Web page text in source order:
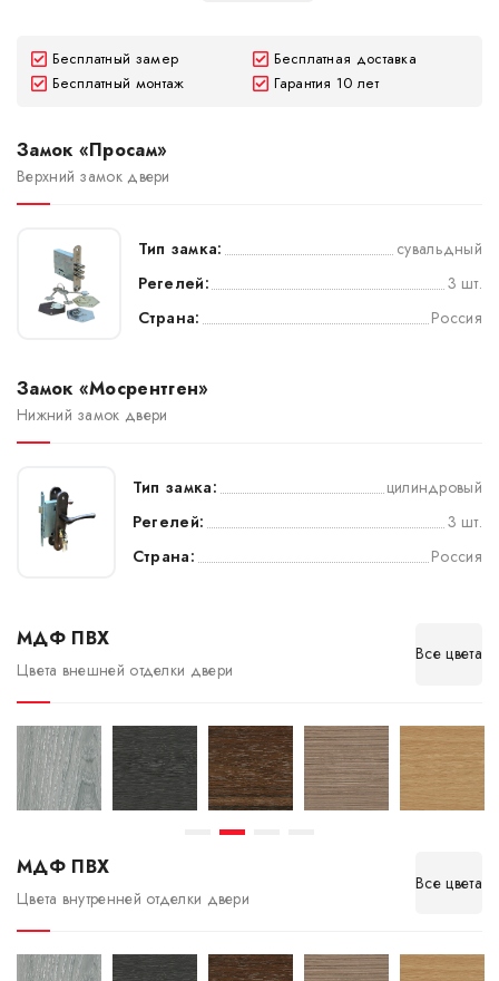
Бесплатный замер
Бесплатная доставка
Бесплатный монтаж
Гарантия 10 лет
Замок «Просам»
Верхний замок двери
Тип замка:
сувальдный
Регелей:
3 шт.
Страна:
Россия
Замок «Мосрентген»
Нижний замок двери
Тип замка:
цилиндровый
Регелей:
3 шт.
Страна:
Россия
МДФ ПВХ
Цвета внешней отделки двери
Все цвета
МДФ ПВХ
Цвета внутренней отделки двери
Все цвета